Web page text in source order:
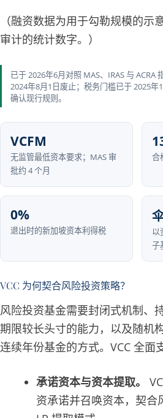
（融资数据为用于勾勒规模的示
审计的统计数字。）
已于 2026年6月对照 MAS、IRAS 与 ACRA
2024年8月1日废止；税务门槛已于 2025年
确认现行规则。
VCFM
无监管最低资本要求；MAS 审
批约 4 个月
合
0%
退出时的新加坡资本利得税
以
子
VCC 为何契合风险投资策略？
风险投资基金需要封闭式机制、
期限较长头寸的能力，以及随机
连续年份基金的方式。VCC 全面
承诺资本与资本提取。
资承诺并召唤资本，契合